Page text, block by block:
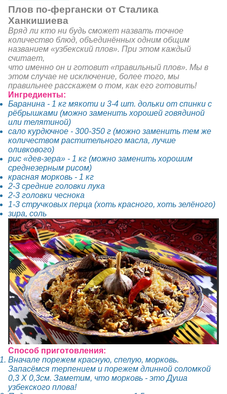
Плов по-фергански от Сталика
Ханкишиева
Вряд ли кто ни будь сможет назвать точное
количество блюд, объединённых одним общим
названием «узбекский плов». При этом каждый
считает,
что именно он и готовит «правильный плов». Мы в
этом случае не исключение, более того, мы
правильнее расскажем о том, как его готовить!
Ингредиенты:
Баранина - 1 кг мякоти и 3-4 шт. дольки от спинки с
рёбрышками (можно заменить хорошей говядиной
или телятиной)
сало курдючное - 300-350 г (можно заменить тем же
количеством растительного масла, лучше
оливкового)
рис «дев-зера» - 1 кг (можно заменить хорошим
среднезерным рисом)
красная морковь - 1 кг
2-3 средние головки лука
2-3 головки чеснока
1-3 стручковых перца (хоть красного, хоть зелёного)
зира, соль
Способ приготовления:
Вначале порежем красную, спелую, морковь.
Запасёмся терпением и порежем длинной соломкой
0,3 Х 0,3см. Заметим, что морковь - это Душа
узбекского плова!